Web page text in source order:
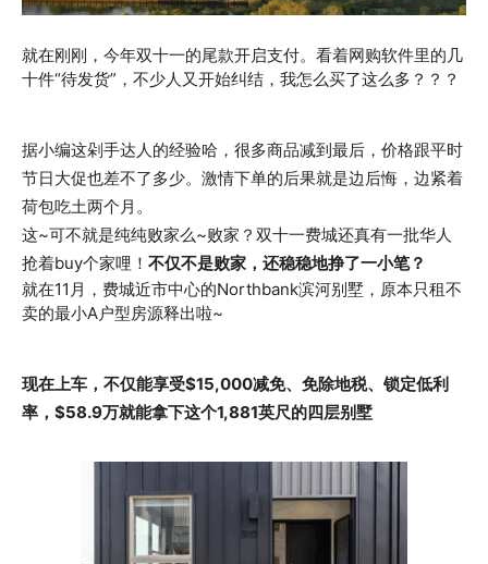
就在刚刚，今年双十一的尾款开启支付。看着网购软件里的几
十件“待发货”，不少人又开始纠结，我怎么买了这么多？？？
据小编这剁手达人的经验哈，很多商品减到最后，价格跟平时
节日大促也差不了多少。激情下单的后果就是边后悔，边紧着
荷包吃土两个月。
这~可不就是纯纯败家么~败家？双十一费城还真有一批华人
抢着buy个家哩！ 不仅不是败家，还稳稳地挣了一小笔？
就在11月，费城近市中心的Northbank滨河别墅，原本只租不
卖的最小A户型房源释出啦~
现在上车，不仅能享受$15,000减免、免除地税、锁定低利
率，$58.9万就能拿下这个1,881英尺的四层别墅